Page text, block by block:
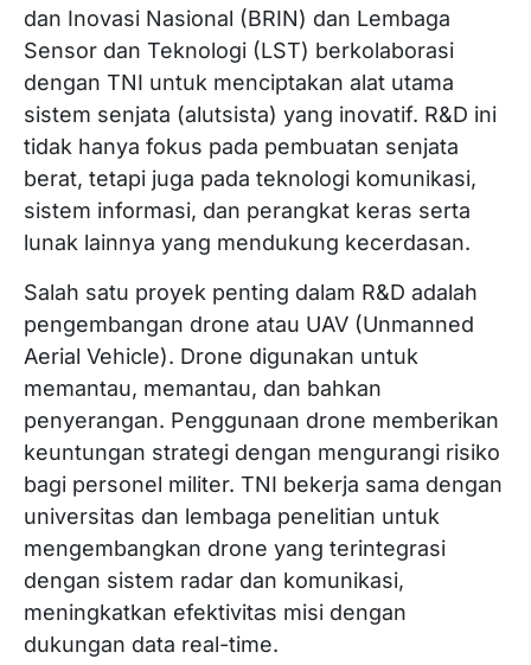
dan Inovasi Nasional (BRIN) dan Lembaga
Sensor dan Teknologi (LST) berkolaborasi
dengan TNI untuk menciptakan alat utama
sistem senjata (alutsista) yang inovatif. R&D ini
tidak hanya fokus pada pembuatan senjata
berat, tetapi juga pada teknologi komunikasi,
sistem informasi, dan perangkat keras serta
lunak lainnya yang mendukung kecerdasan.
Salah satu proyek penting dalam R&D adalah
pengembangan drone atau UAV (Unmanned
Aerial Vehicle). Drone digunakan untuk
memantau, memantau, dan bahkan
penyerangan. Penggunaan drone memberikan
keuntungan strategi dengan mengurangi risiko
bagi personel militer. TNI bekerja sama dengan
universitas dan lembaga penelitian untuk
mengembangkan drone yang terintegrasi
dengan sistem radar dan komunikasi,
meningkatkan efektivitas misi dengan
dukungan data real-time.